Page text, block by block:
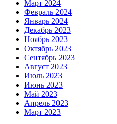
Март 2024
Февраль 2024
Январь 2024
Декабрь 2023
Ноябрь 2023
Октябрь 2023
Сентябрь 2023
Август 2023
Июль 2023
Июнь 2023
Май 2023
Апрель 2023
Март 2023